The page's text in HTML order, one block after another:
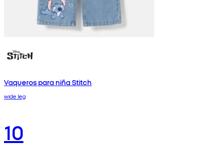
Vaqueros para niña Stitch
wide leg
10